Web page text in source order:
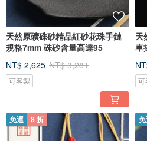
風水作用：硃砂是經由日月精華的礦脈中採
強的磁場。不同於玉石、天珠握在手裡是冰
的，也就是說硃砂是帶有極強陽氣的磁場，
鎮煞、祈福納財的吉祥物之一。
生理作用：女人佩戴硃砂有助於美容養顏。
問題，能夠促進身體的再生能力，很多女性
不好，每個月都有那麼幾天出現痛經或者月
液循環的，可以幫助調整內分泌，改善生殖
天然原礦硃砂精品紅砂花珠手鏈
規格7mm 硃砂含量高達95
NT$ 2,625 NT$ 3,281
可客製
天
可
免運 8 折